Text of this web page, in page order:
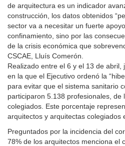
de arquitectura es un indicador
construcción, los datos obtenidos
sector va a necesitar un fuerte
confinamiento, sino por las
de la crisis económica que
CSCAE, Lluís Comerón.
Realizado entre el 6 y el 13 de abril,
en la que el Ejecutivo ordenó la
para evitar que el sistema sanitario
participaron 5.138 profesionales, de
colegiados. Este porcentaje
arquitectos y arquitectas colegiados
Preguntados por la incidencia del
78% de los arquitectos menciona el